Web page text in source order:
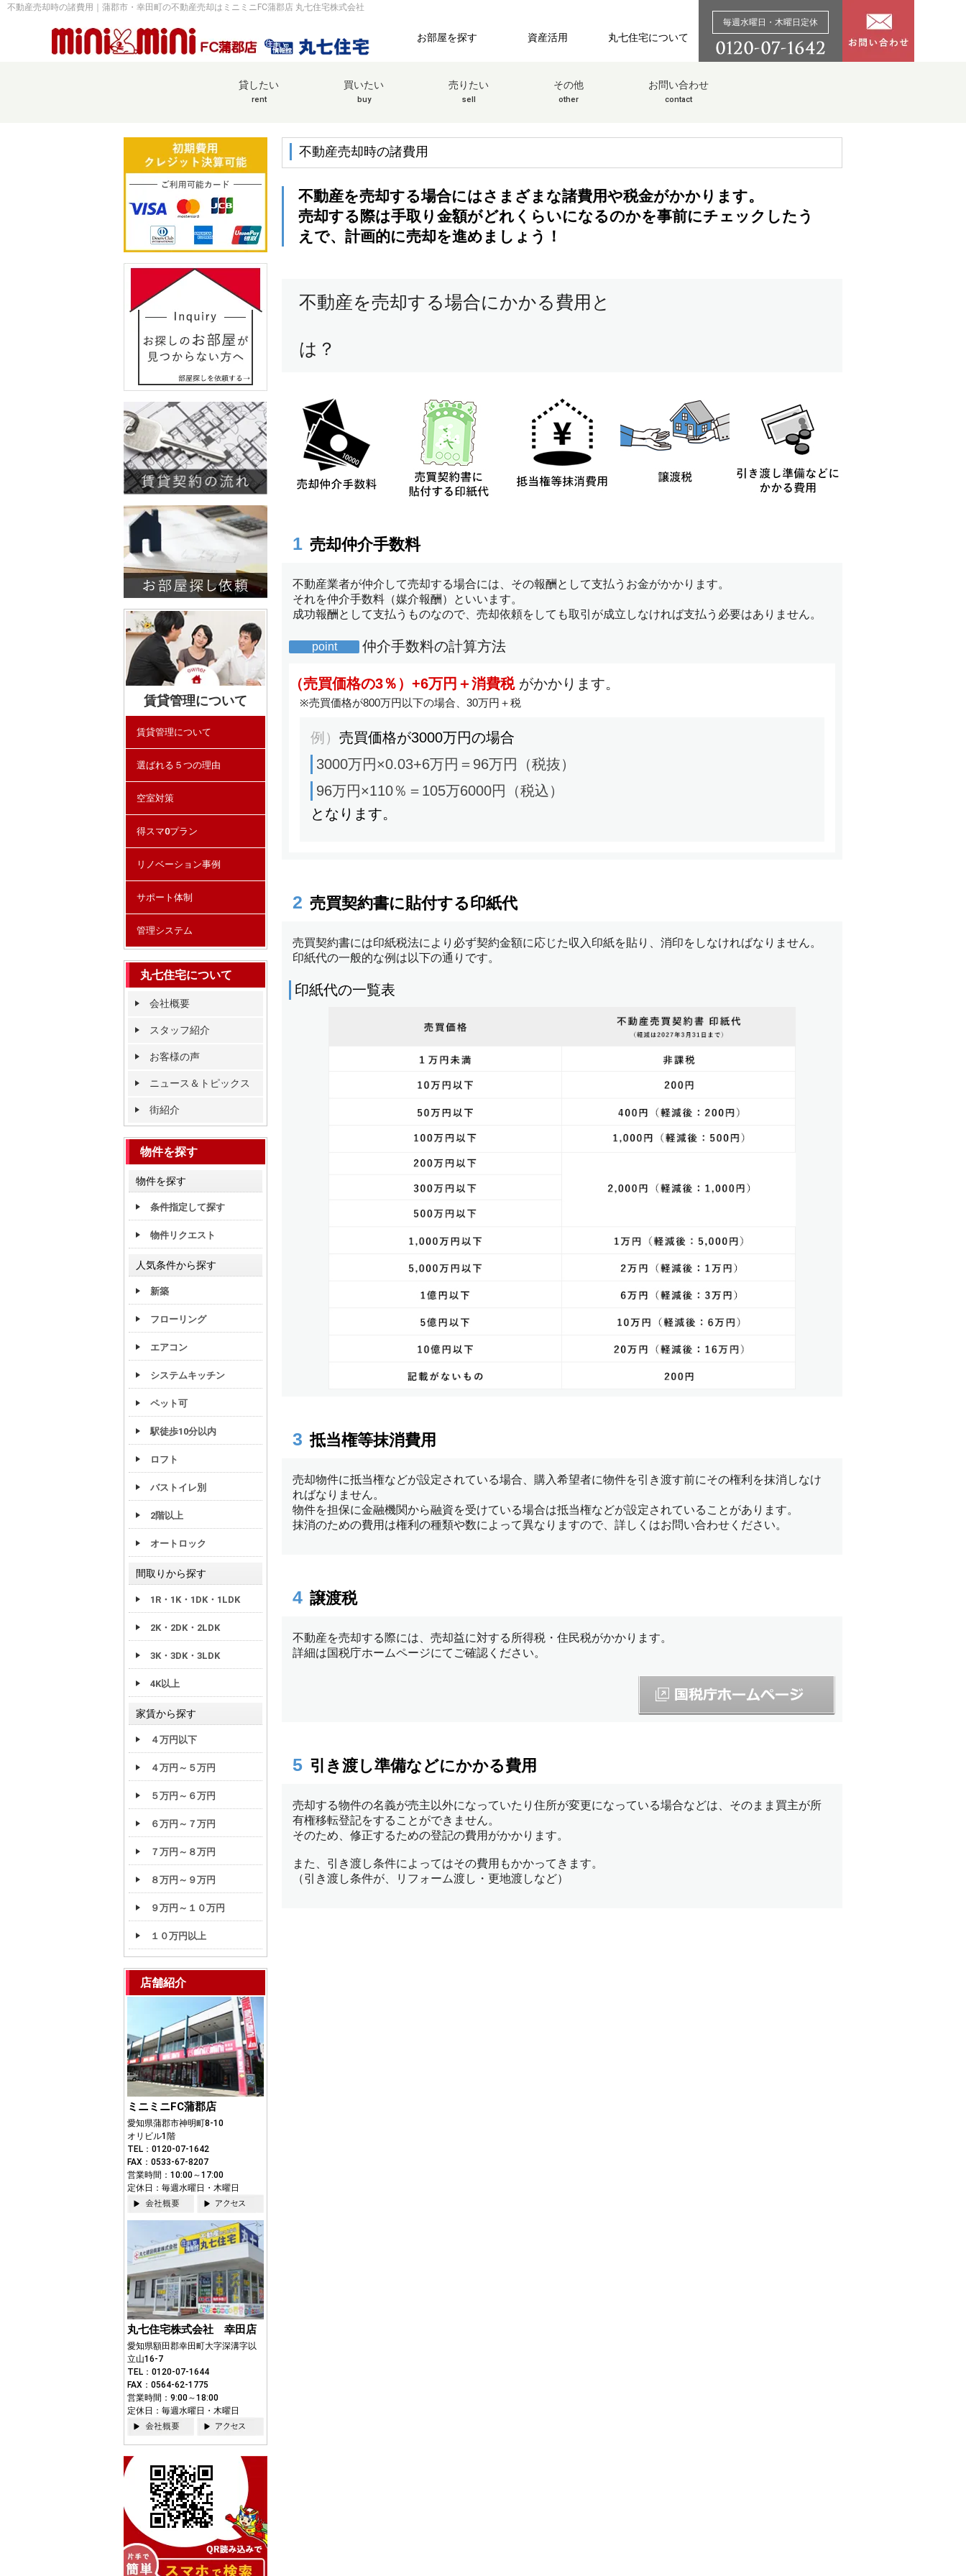
不動産売却時の諸費用｜蒲郡市・幸田町の不動産売却はミニミニFC蒲郡店 丸七住宅株式会社
お部屋を探す 資産活用 丸七住宅について
毎週水曜日・木曜日定休
貸したい
rent
買いたい
buy
売りたい
sell
その他
other
お問い合わせ
contact
賃貸管理について
賃貸管理について
選ばれる５つの理由
空室対策
得スマ0プラン
リノベーション事例
サポート体制
管理システム
丸七住宅について
会社概要
スタッフ紹介
お客様の声
ニュース＆トピックス
街紹介
物件を探す
物件を探す
条件指定して探す
物件リクエスト
人気条件から探す
新築
フローリング
エアコン
システムキッチン
ペット可
駅徒歩10分以内
ロフト
バストイレ別
2階以上
オートロック
間取りから探す
1R・1K・1DK・1LDK
2K・2DK・2LDK
3K・3DK・3LDK
4K以上
家賃から探す
４万円以下
４万円～５万円
５万円～６万円
６万円～７万円
７万円～８万円
８万円～９万円
９万円～１０万円
１０万円以上
店舗紹介
ミニミニFC蒲郡店
愛知県蒲郡市神明町8-10
オリビル1階
TEL：0120-07-1642
FAX：0533-67-8207
営業時間：10:00～17:00
定休日：毎週水曜日・木曜日
丸七住宅株式会社 幸田店
愛知県額田郡幸田町大字深溝字以
立山16-7
TEL：0120-07-1644
FAX：0564-62-1775
営業時間：9:00～18:00
定休日：毎週水曜日・木曜日